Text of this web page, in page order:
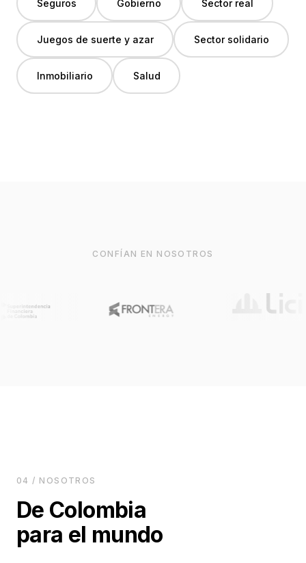
Seguros Gobierno Sector real
Juegos de suerte y azar Sector solidario
Inmobiliario Salud
CONFÍAN EN NOSOTROS
04 / NOSOTROS
De Colombia
para el mundo